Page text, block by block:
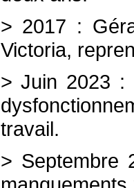
> 2017 :
Victoria,
> Juin 2023 :
travail.
> Septembre